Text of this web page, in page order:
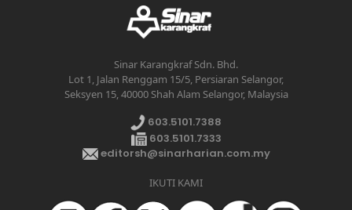
Sinar Karangkraf Sdn. Bhd.
Lot 1, Jalan Renggam 15/5, Persiaran Selangor,
Seksyen 15, 40000 Shah Alam Selangor, Malaysia
603.5101.7388
603.5101.7333
editorsh@sinarharian.com.my
IKUTI KAMI